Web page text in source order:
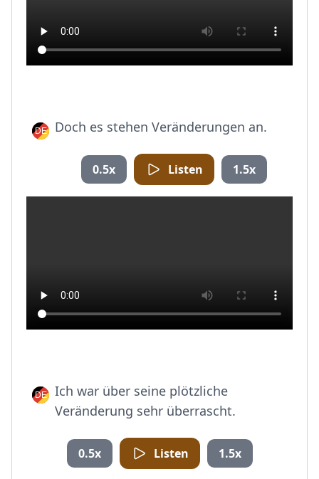
Doch es stehen Veränderungen an.
0.5x Listen 1.5x
Ich war über seine plötzliche
Veränderung sehr überrascht.
0.5x Listen 1.5x